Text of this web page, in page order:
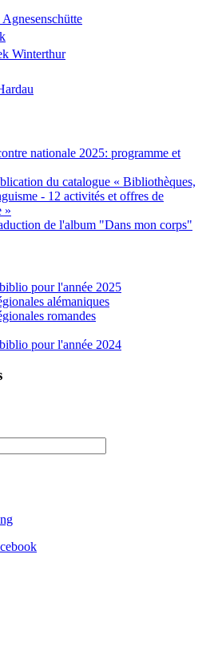
Winterthur
nationale 2025: programme et
du catalogue « Bibliothèques,
- 12 activités et offres de
»
de l'album "Dans mon corps"
pour l'année 2025
alémaniques
romandes
pour l'année 2024